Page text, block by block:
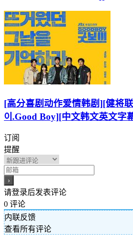
[高分喜剧动作爱情韩剧][健将
이.Good Boy][中文韩文英文字
订阅
提醒
请登录后发表评论
0 评论
内联反馈
查看所有评论